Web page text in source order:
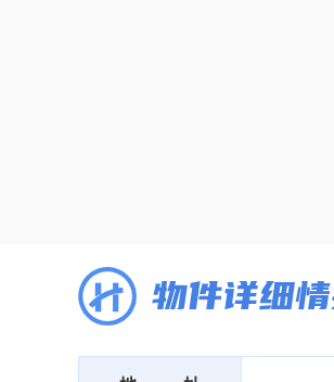
物件详细